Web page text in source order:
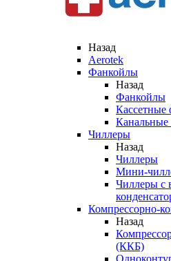
Назад
Aerotek
Фанкойлы
Назад
Фанкойлы
Кассетные
Чиллеры
Назад
Чиллеры
Мини-
Чиллеры с
Компрессорно-
Назад
(ККБ)